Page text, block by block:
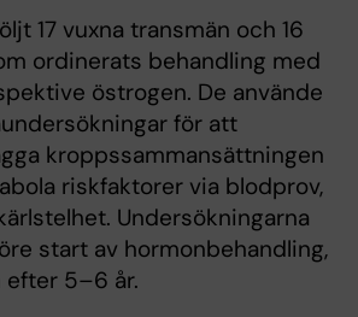
17 vuxna transmän och 16
ordinerats behandling med
östrogen. De använde
för att
kroppssammansättningen
riskfaktorer via blodprov,
Undersökningarna
start av hormonbehandling,
5–6 år.